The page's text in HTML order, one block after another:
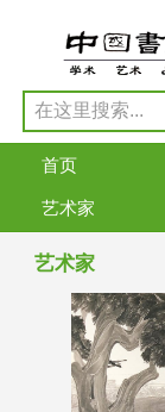
首页
艺术家
艺术家